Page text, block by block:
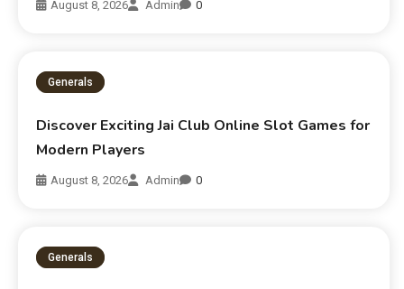
August 8, 2026 Admin 0
Generals
Discover Exciting Jai Club Online Slot Games for
Modern Players
August 8, 2026 Admin 0
Generals